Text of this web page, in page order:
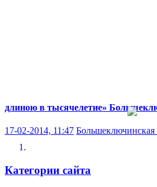
длиною в тысячелетие»
17-02-2014, 11:47 Большеключинская
Категории сайта